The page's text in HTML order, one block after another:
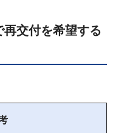
交付を希望する